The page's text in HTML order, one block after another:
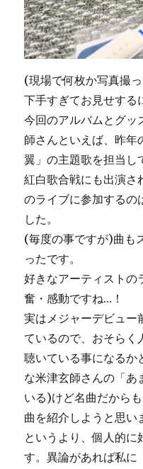
(現場で何枚か写真撮
下手すぎてお見せする
今回のアルバムとグ
師さんといえば、昨
翼」の主題歌を担当し
紅白歌合戦にも出演さ
のライブに参加するの
した。
(毎度の事ですが)曲も
ったです。
好きなアーティストの
奮・感動ですね…！
実はメジャーデビュー
ているので、おそらく
聴いている事になる
な米津玄師さんの「あ
いる)けど名曲だから
曲を紹介しようと思い
というより、個人的
す。異論があれば私に